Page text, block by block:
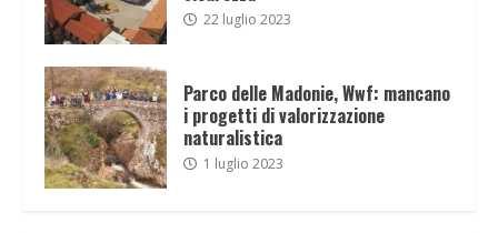
22 luglio 2023
Parco delle Madonie, Wwf: mancano
i progetti di valorizzazione
naturalistica
1 luglio 2023